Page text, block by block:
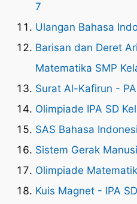
7
Ulangan Bahasa
Barisan dan Deret
Matematika SMP
Surat Al-Kafirun -
Olimpiade IPA SD
SAS Bahasa
Sistem Gerak
Olimpiade
Kuis Magnet - IPA